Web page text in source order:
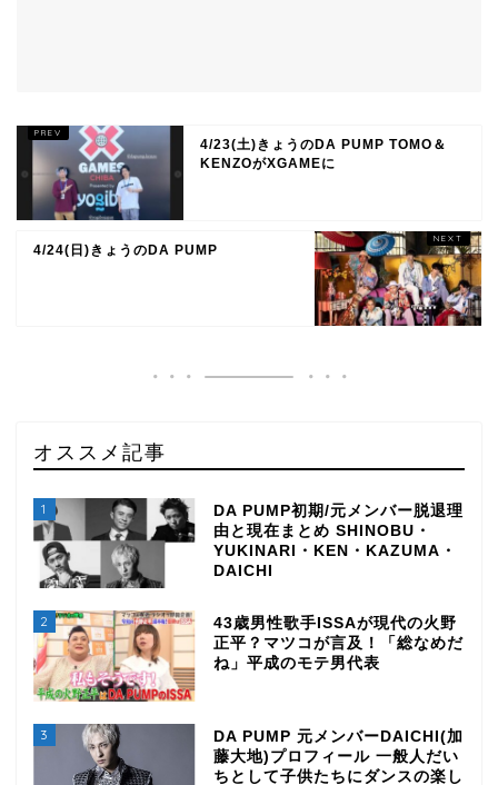
4/23(土)きょうのDA PUMP TOMO＆
KENZOがXGAMEに
4/24(日)きょうのDA PUMP
オススメ記事
1
DA PUMP初期/元メンバー脱退理
由と現在まとめ SHINOBU・
YUKINARI・KEN・KAZUMA・
DAICHI
2
43歳男性歌手ISSAが現代の火野
正平？マツコが言及！「総なめだ
ね」平成のモテ男代表
3
DA PUMP 元メンバーDAICHI(加
藤大地)プロフィール 一般人だい
ちとして子供たちにダンスの楽し